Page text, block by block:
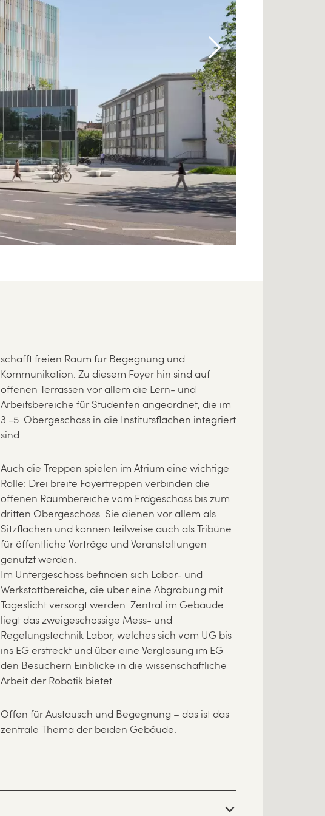
schafft freien Raum für Begegnung und
Kommunikation. Zu diesem Foyer hin sind auf
offenen Terrassen vor allem die Lern- und
Arbeitsbereiche für Studenten angeordnet, die im
3.-5. Obergeschoss in die Institutsflächen integriert
sind.
Auch die Treppen spielen im Atrium eine wichtige
Rolle: Drei breite Foyertreppen verbinden die
offenen Raumbereiche vom Erdgeschoss bis zum
dritten Obergeschoss. Sie dienen vor allem als
Sitzflächen und können teilweise auch als Tribüne
für öffentliche Vorträge und Veranstaltungen
genutzt werden.
Im Untergeschoss befinden sich Labor- und
Werkstattbereiche, die über eine Abgrabung mit
Tageslicht versorgt werden. Zentral im Gebäude
liegt das zweigeschossige Mess- und
Regelungstechnik Labor, welches sich vom UG bis
ins EG erstreckt und über eine Verglasung im EG
den Besuchern Einblicke in die wissenschaftliche
Arbeit der Robotik bietet.
Offen für Austausch und Begegnung – das ist das
zentrale Thema der beiden Gebäude.